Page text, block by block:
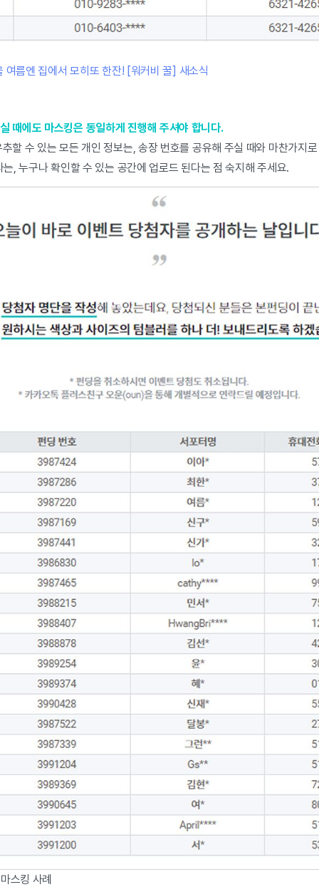
여름엔 집에서 모히또 한잔! [워커비 꿀] 새소식
때에도 마스킹은 동일하게 진행해 주셔야 합니다.
할 수 있는 모든 개인 정보는, 송장 번호를 공유해 주실 때와 마찬가지
, 누구나 확인할 수 있는 공간에 업로드 된다는 점 숙지해 주세요.
스킹 사례